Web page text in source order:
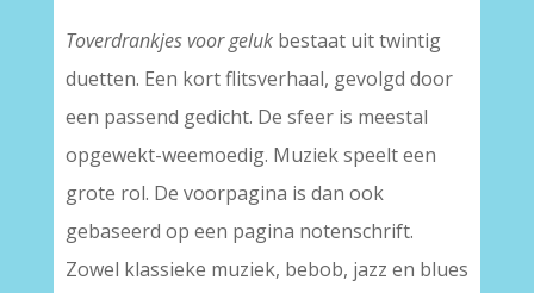
Toverdrankjes voor gelukbestaat uit twintig
duetten. Een kort flitsverhaal, gevolgd door
een passend gedicht. De sfeer is meestal
opgewekt-weemoedig. Muziek speelt een
grote rol. De voorpagina is dan ook
gebaseerd op een pagina notenschrift.
Zowel klassieke muziek, bebob, jazz en blues